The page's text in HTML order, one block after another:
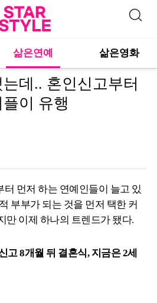
삶은연예 삶은영화
데.. 혼인신고부터
이 유행
먼저 하는 연예인들이 늘고 있
부부가 되는 것을 먼저 택한 커
만 이제 하나의 트렌드가 됐다.
고 8개월 뒤 결혼식, 지금은 2세